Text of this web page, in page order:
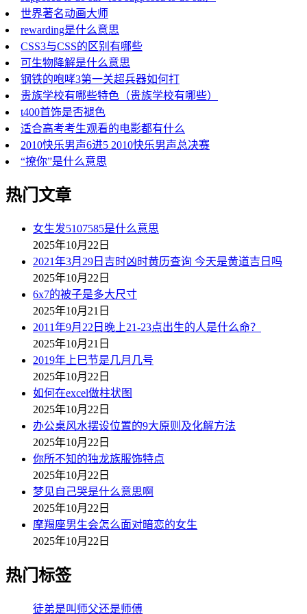
世界著名动画大师
rewarding是什么意思
CSS3与CSS的区别有哪些
可生物降解是什么意思
钢铁的咆哮3第一关超兵器如何打
贵族学校有哪些特色（贵族学校有哪些）
t400首饰是否褪色
适合高考考生观看的电影都有什么
2010快乐男声6进5 2010快乐男声总决赛
“撩你”是什么意思
热门文章
女生发5107585是什么意思
2025年10月22日
2021年3月29日吉时凶时黄历查询 今天是黄道吉日吗
2025年10月22日
6x7的被子是多大尺寸
2025年10月21日
2011年9月22日晚上21-23点出生的人是什么命？
2025年10月21日
2019年上巳节是几月几号
2025年10月22日
如何在excel做柱状图
2025年10月22日
办公桌风水摆设位置的9大原则及化解方法
2025年10月22日
你所不知的独龙族服饰特点
2025年10月22日
梦见自己哭是什么意思啊
2025年10月22日
摩羯座男生会怎么面对暗恋的女生
2025年10月22日
热门标签
徒弟是叫师父还是师傅